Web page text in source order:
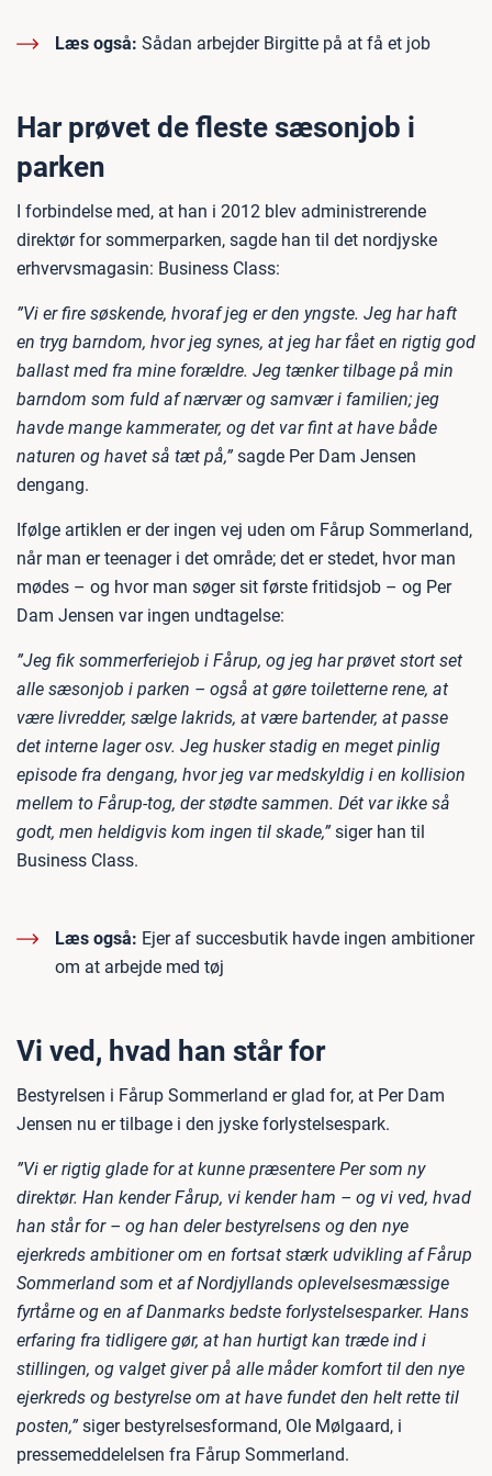
Læs også: Sådan arbejder Birgitte på at få et job
Har prøvet de fleste sæsonjob i
parken
I forbindelse med, at han i 2012 blev administrerende
direktør for sommerparken, sagde han til det nordjyske
erhvervsmagasin: Business Class:
”Vi er fire søskende, hvoraf jeg er den yngste. Jeg har haft
en tryg barndom, hvor jeg synes, at jeg har fået en rigtig god
ballast med fra mine forældre. Jeg tænker tilbage på min
barndom som fuld af nærvær og samvær i familien; jeg
havde mange kammerater, og det var fint at have både
naturen og havet så tæt på,” sagde Per Dam Jensen
dengang.
Ifølge artiklen er der ingen vej uden om Fårup Sommerland,
når man er teenager i det område; det er stedet, hvor man
mødes – og hvor man søger sit første fritidsjob – og Per
Dam Jensen var ingen undtagelse:
”Jeg fik sommerferiejob i Fårup, og jeg har prøvet stort set
alle sæsonjob i parken – også at gøre toiletterne rene, at
være livredder, sælge lakrids, at være bartender, at passe
det interne lager osv. Jeg husker stadig en meget pinlig
episode fra dengang, hvor jeg var medskyldig i en kollision
mellem to Fårup-tog, der stødte sammen. Dét var ikke så
godt, men heldigvis kom ingen til skade,” siger han til
Business Class.
Læs også: Ejer af succesbutik havde ingen ambitioner
om at arbejde med tøj
Vi ved, hvad han står for
Bestyrelsen i Fårup Sommerland er glad for, at Per Dam
Jensen nu er tilbage i den jyske forlystelsespark.
”Vi er rigtig glade for at kunne præsentere Per som ny
direktør. Han kender Fårup, vi kender ham – og vi ved, hvad
han står for – og han deler bestyrelsens og den nye
ejerkreds ambitioner om en fortsat stærk udvikling af Fårup
Sommerland som et af Nordjyllands oplevelsesmæssige
fyrtårne og en af Danmarks bedste forlystelsesparker. Hans
erfaring fra tidligere gør, at han hurtigt kan træde ind i
stillingen, og valget giver på alle måder komfort til den nye
ejerkreds og bestyrelse om at have fundet den helt rette til
posten,” siger bestyrelsesformand, Ole Mølgaard, i
pressemeddelelsen fra Fårup Sommerland.